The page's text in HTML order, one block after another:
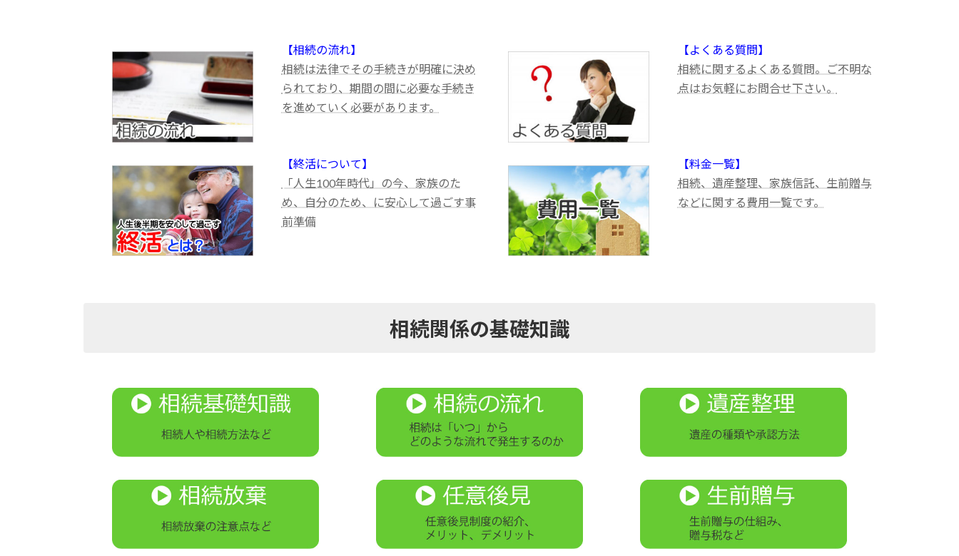
【相続の流れ】
相続は法律でその手続きが明確に決め
られており、期間の間に必要な手続き
を進めていく必要があります。
【よくある質問】
相続に関するよくある質問。ご不明な
点はお気軽にお問合せ下さい。
【終活について】
「人生100年時代」の今、家族のた
め、自分のため、に安心して過ごす事
前準備
【料金一覧】
相続、遺産整理、家族信託、生前贈与
などに関する費用一覧です。
相続関係の基礎知識